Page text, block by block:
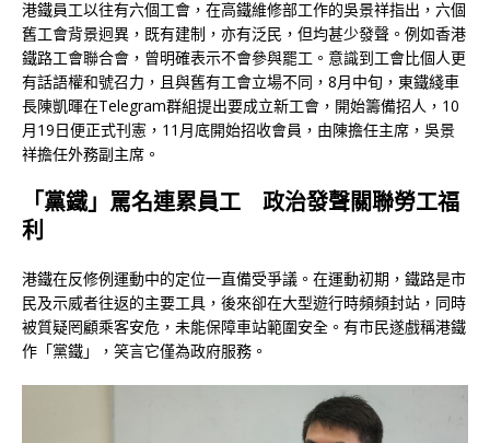
港鐵員工以往有六個工會，在高鐵維修部工作的吳景祥指出，六個
舊工會背景迥異，既有建制，亦有泛民，但均甚少發聲。例如香港
鐵路工會聯合會，曾明確表示不會參與罷工。意識到工會比個人更
有話語權和號召力，且與舊有工會立場不同，8月中旬，東鐵綫車
長陳凱暉在Telegram群組提出要成立新工會，開始籌備招人，10
月19日便正式刊憲，11月底開始招收會員，由陳擔任主席，吳景
祥擔任外務副主席。
「黨鐵」罵名連累員工 政治發聲關聯勞工福
利
港鐵在反修例運動中的定位一直備受爭議。在運動初期，鐵路是市
民及示威者往返的主要工具，後來卻在大型遊行時頻頻封站，同時
被質疑罔顧乘客安危，未能保障車站範圍安全。有市民遂戲稱港鐵
作「黨鐵」，笑言它僅為政府服務。